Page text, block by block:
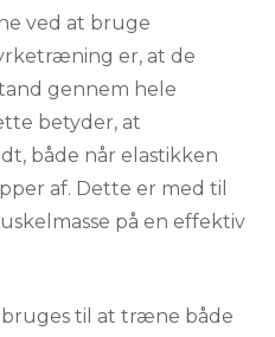
ved at bruge
er, at de
gennem hele
betyder, at
både når elastikken
af. Dette er med til
på en effektiv
til at træne både